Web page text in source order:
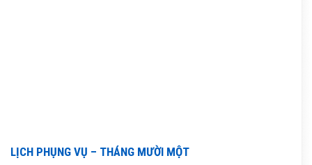
LỊCH PHỤNG VỤ – THÁNG MƯỜI MỘT